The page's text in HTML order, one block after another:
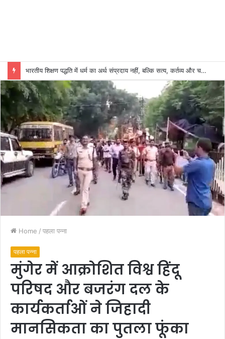
भारतीय शिक्षण पद्धति में धर्म का अर्थ संप्रदाय नहीं, बल्कि सत्य, कर्तव्य और चरित्र निर्माण है: विजय प्रकाश
Home / पहला पन्ना
पहला पन्ना
मुंगेर में आक्रोशित विश्व हिंदू
परिषद और बजरंग दल के
कार्यकर्ताओं ने जिहादी
मानसिकता का पुतला फूंका